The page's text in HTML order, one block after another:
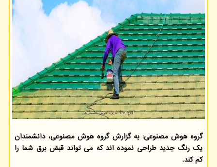
گروه هوش مصنوعی: به گزارش گروه هوش مصنوعی، دانشمندان
یک رنگ جدید طراحی نموده اند که می تواند قبض برق شما را
کم کند.